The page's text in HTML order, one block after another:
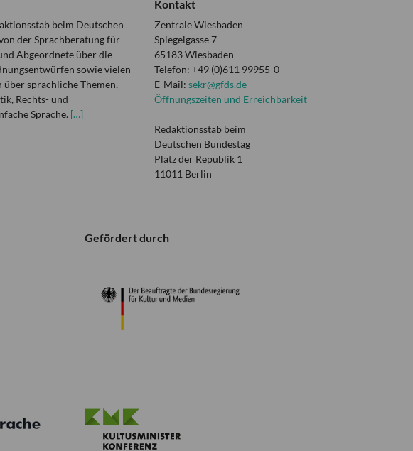
beim Deutschen
der Sprachberatung für
Abgeordnete über die
sowie vielen
über sprachliche Themen,
Rechts- und
Sprache. […]
Kontakt
Zentrale Wiesbaden
Spiegelgasse 7
65183 Wiesbaden
Telefon: +49 (0)611 99955-0
E-Mail: sekr@gfds.de
Öffnungszeiten und Erreichbarkeit
Redaktionsstab beim
Deutschen Bundestag
Platz der Republik 1
11011 Berlin
Gefördert durch